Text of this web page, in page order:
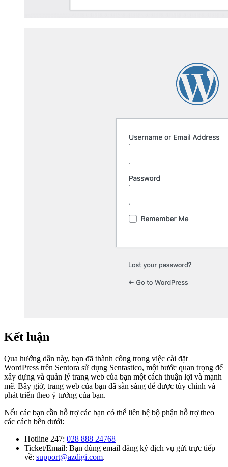
Kết luận
Qua hướng dẫn này, bạn đã thành công trong việc cài đặt
WordPress trên Sentora sử dụng Sentastico, một bước quan trọng để
xây dựng và quản lý trang web của bạn một cách thuận lợi và mạnh
mẽ. Bây giờ, trang web của bạn đã sẵn sàng để được tùy chỉnh và
phát triển theo ý tưởng của bạn.
Nếu các bạn cần hỗ trợ các bạn có thể liên hệ bộ phận hỗ trợ theo
các cách bên dưới:
Hotline 247: 028 888 24768
Ticket/Email: Bạn dùng email đăng ký dịch vụ gửi trực tiếp
về: support@azdigi.com.